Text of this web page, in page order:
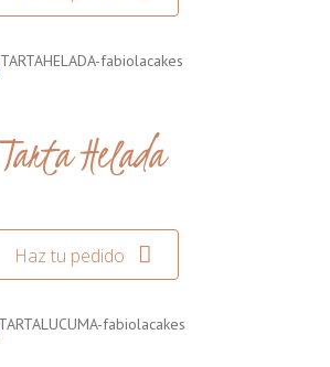
Tarta Helada
Haz tu pedido